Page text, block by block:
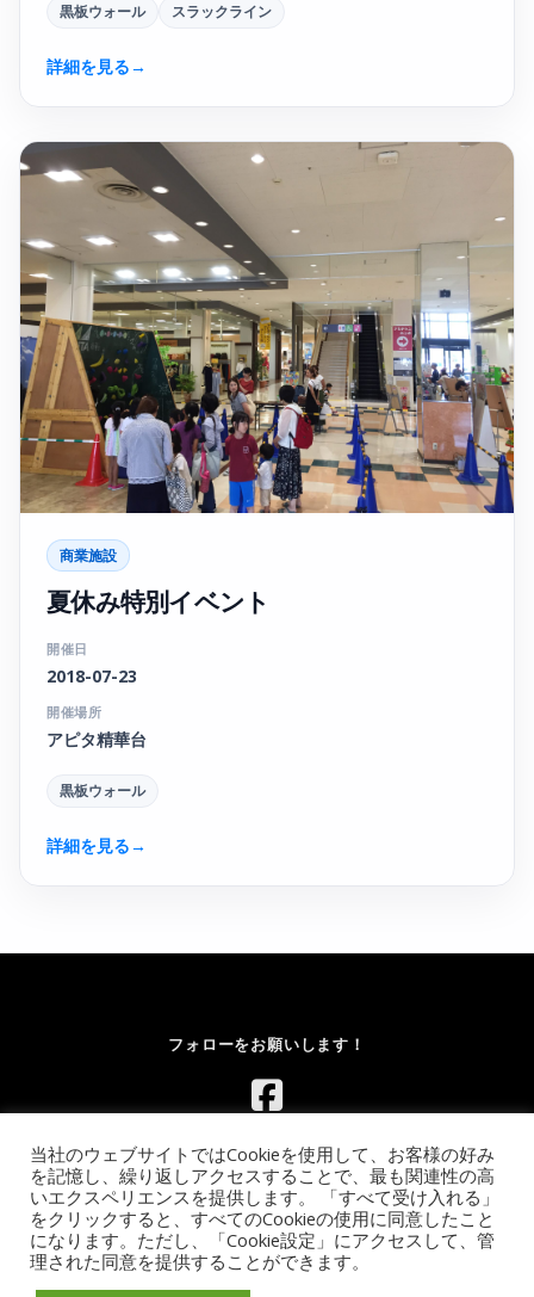
黒板ウォール スラックライン
詳細を見る→
商業施設
夏休み特別イベント
開催日
2018-07-23
開催場所
アピタ精華台
黒板ウォール
詳細を見る→
フォローをお願いします！
Copyright © 2026 レンタルボルダリングウォール.com｜イベント
向け移動式ウォールのレンタル【全国対応】
当社のウェブサイトではCookieを使用して、お客様の好み
を記憶し、繰り返しアクセスすることで、最も関連性の高
いエクスペリエンスを提供します。 「すべて受け入れる」
をクリックすると、すべてのCookieの使用に同意したこと
になります。ただし、「Cookie設定」にアクセスして、管
理された同意を提供することができます。